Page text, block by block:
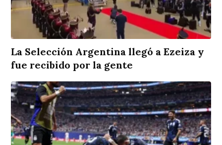
La Selección Argentina llegó a Ezeiza y
fue recibido por la gente